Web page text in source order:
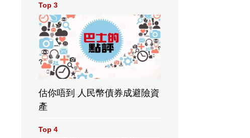
Top 3
估你唔到 人民幣債券成避險資
產
Top 4